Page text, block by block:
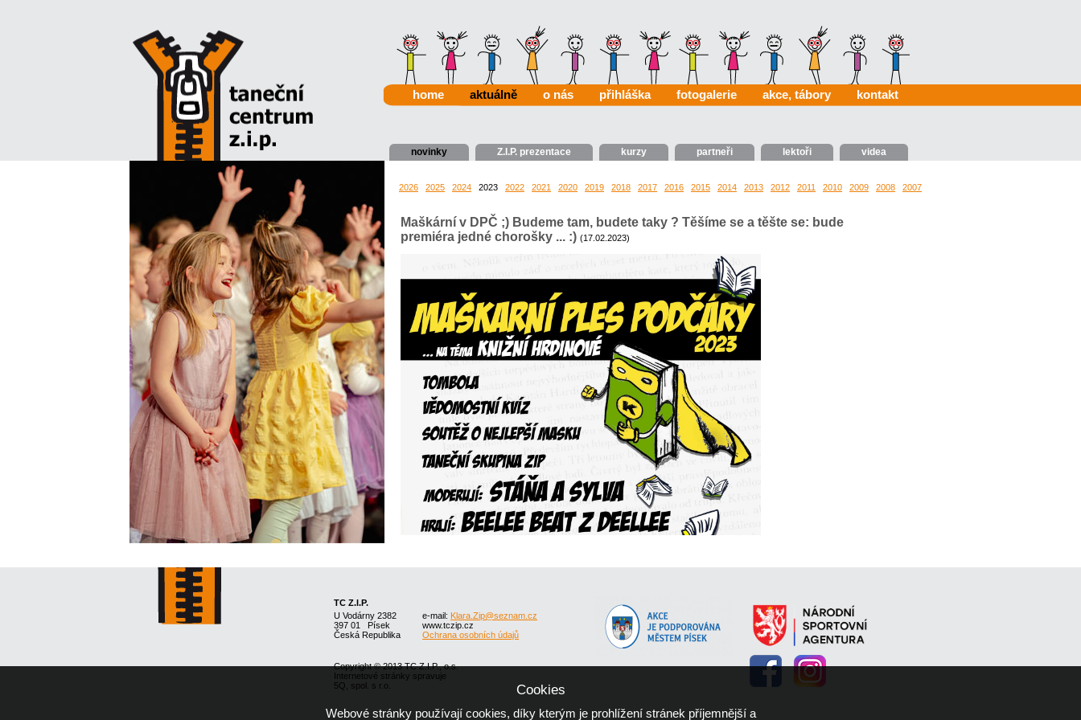
home aktuálně o nás přihláška fotogalerie akce, tábory kontakt
novinky Z.I.P. prezentace kurzy partneři lektoři videa
2026 2025 2024 2023 2022 2021 2020 2019 2018 2017 2016 2015 2014 2013 2012 2011 2010 2009 2008 2007
Maškární v DPČ ;) Budeme tam, budete taky ? Těšíme se a těšte se: bude
premiéra jedné chorošky ... :) (17.02.2023)
TC Z.I.P.
U Vodárny 2382
397 01 Písek
Česká Republika
e-mail: Klara.Zip@seznam.cz
www.tczip.cz
Ochrana osobních údajů
Copyright © 2013 TC Z.I.P., o.s.
Internetové stránky spravuje
5Q, spol. s r.o.
Cookies
Webové stránky používají cookies, díky kterým je prohlížení stránek příjemnější a